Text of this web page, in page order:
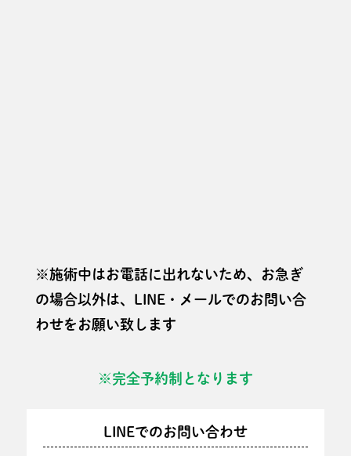
※施術中はお電話に出れないため、お急ぎ
の場合以外は、LINE・メールでのお問い合
わせをお願い致します
※完全予約制となります
LINEでのお問い合わせ